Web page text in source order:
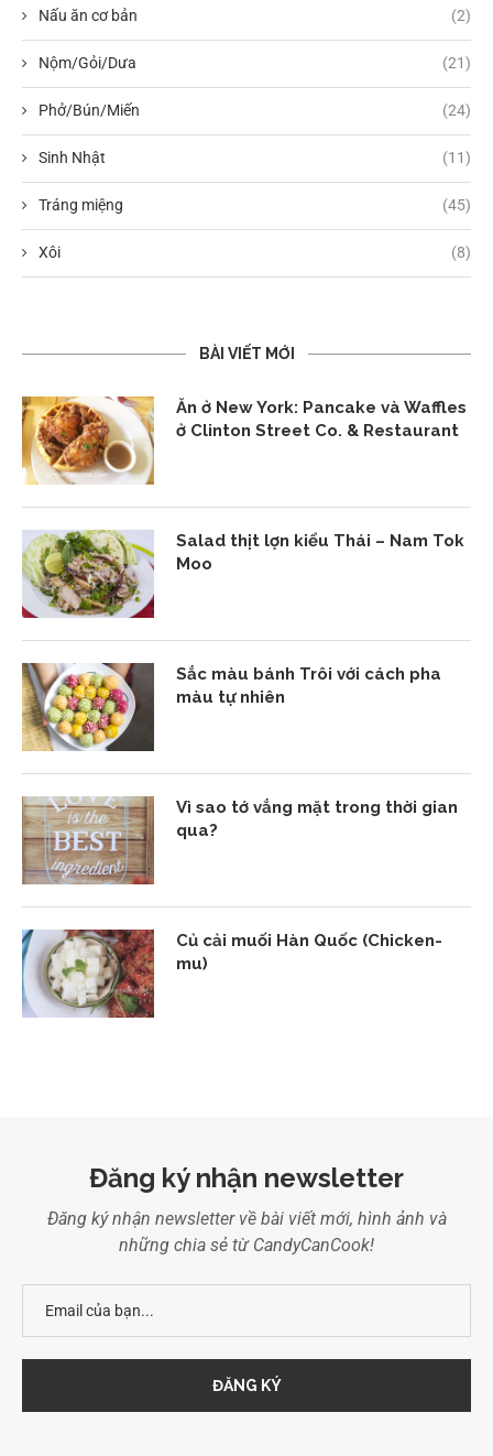
Nấu ăn cơ bản (2)
Nộm/Gỏi/Dưa (21)
Phở/Bún/Miến (24)
Sinh Nhật (11)
Tráng miệng (45)
Xôi (8)
BÀI VIẾT MỚI
Ăn ở New York: Pancake và Waffles
ở Clinton Street Co. & Restaurant
Salad thịt lợn kiểu Thái – Nam Tok
Moo
Sắc màu bánh Trôi với cách pha
màu tự nhiên
Vì sao tớ vắng mặt trong thời gian
qua?
Củ cải muối Hàn Quốc (Chicken-
mu)
Đăng ký nhận newsletter
Đăng ký nhận newsletter về bài viết mới, hình ảnh và
những chia sẻ từ CandyCanCook!